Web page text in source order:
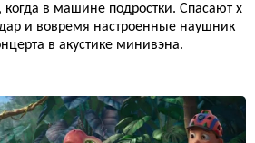
когда в машине подростки. Спасают х
и вовремя настроенные наушник
в акустике минивэна.